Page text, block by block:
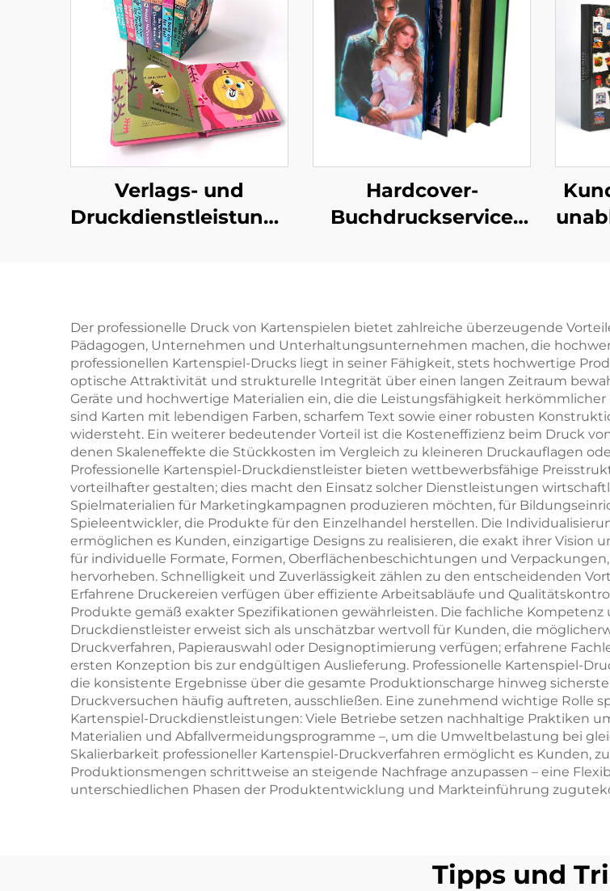
Verlags- und
Druckdienstleistungen
Kindergarten
Bildung Hardcover
Bücher
Hardcover-
Buchdruckservice
Buchdruck mit
lackierten Kanten
Der professionelle Druck von Kartenspielen bietet zahlreiche überzeugende
Pädagogen, Unternehmen und Unterhaltungsunternehmen machen, die
professionellen Kartenspiel-Drucks liegt in seiner Fähigkeit, stets hochwertige
optische Attraktivität und strukturelle Integrität über einen langen Zeitraum
Geräte und hochwertige Materialien ein, die die Leistungsfähigkeit
sind Karten mit lebendigen Farben, scharfem Text sowie einer robusten
widersteht. Ein weiterer bedeutender Vorteil ist die Kosteneffizienz beim Druck
denen Skaleneffekte die Stückkosten im Vergleich zu kleineren Druckauflagen
Professionelle Kartenspiel-Druckdienstleister bieten wettbewerbsfähige
vorteilhafter gestalten; dies macht den Einsatz solcher Dienstleistungen
Spielmaterialien für Marketingkampagnen produzieren möchten, für
Spieleentwickler, die Produkte für den Einzelhandel herstellen. Die
ermöglichen es Kunden, einzigartige Designs zu realisieren, die exakt ihrer
für individuelle Formate, Formen, Oberflächenbeschichtungen und
hervorheben. Schnelligkeit und Zuverlässigkeit zählen zu den entscheidenden
Erfahrene Druckereien verfügen über effiziente Arbeitsabläufe und
Produkte gemäß exakter Spezifikationen gewährleisten. Die fachliche
Druckdienstleister erweist sich als unschätzbar wertvoll für Kunden, die
Druckverfahren, Papierauswahl oder Designoptimierung verfügen; erfahrene
ersten Konzeption bis zur endgültigen Auslieferung. Professionelle Kartenspiel-
die konsistente Ergebnisse über die gesamte Produktionscharge hinweg
Druckversuchen häufig auftreten, ausschließen. Eine zunehmend wichtige Rolle
Kartenspiel-Druckdienstleistungen: Viele Betriebe setzen nachhaltige Praktiken
Materialien und Abfallvermeidungsprogramme –, um die Umweltbelastung bei
Skalierbarkeit professioneller Kartenspiel-Druckverfahren ermöglicht es Kunden,
Produktionsmengen schrittweise an steigende Nachfrage anzupassen – eine
unterschiedlichen Phasen der Produktentwicklung und Markteinführung
Tipps und